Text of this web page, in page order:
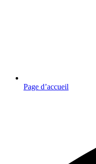
Page d’accueil